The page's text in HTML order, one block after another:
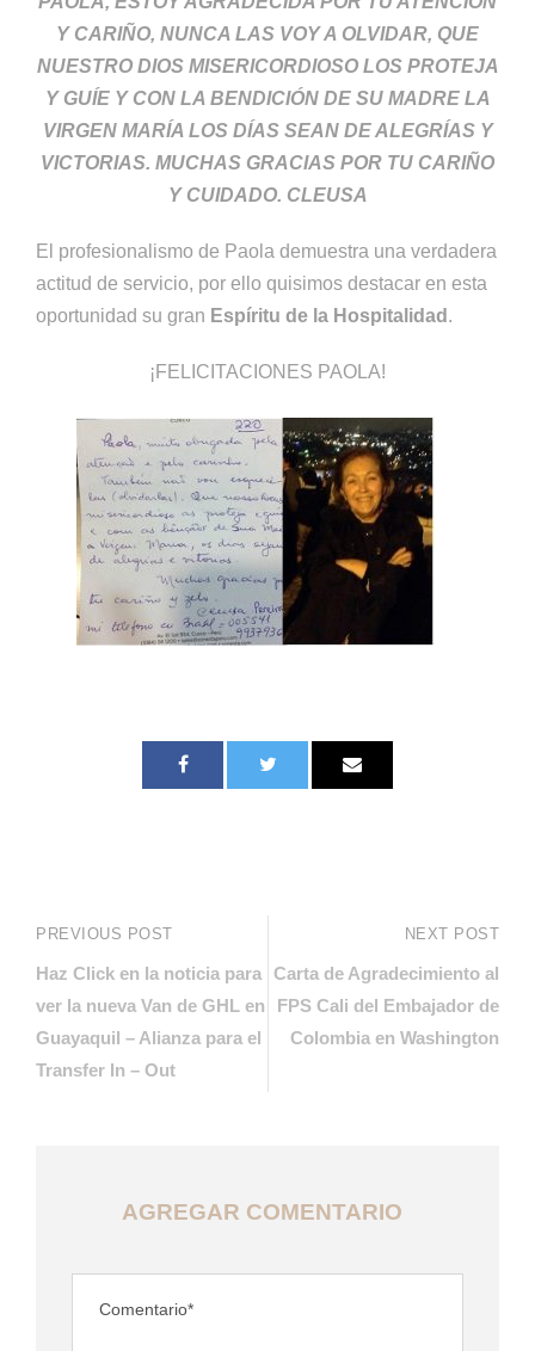
Y CARIÑO, NUNCA LAS VOY A OLVIDAR, QUE
NUESTRO DIOS MISERICORDIOSO LOS PROTEJA
Y GUÍE Y CON LA BENDICIÓN DE SU MADRE LA
VIRGEN MARÍA LOS DÍAS SEAN DE ALEGRÍAS Y
VICTORIAS. MUCHAS GRACIAS POR TU CARIÑO
Y CUIDADO. CLEUSA
El profesionalismo de Paola demuestra una verdadera
actitud de servicio, por ello quisimos destacar en esta
oportunidad su gran Espíritu de la Hospitalidad .
¡FELICITACIONES PAOLA!
PREVIOUS POST
Haz Click en la noticia para
ver la nueva Van de GHL en
Guayaquil – Alianza para el
Transfer In – Out
NEXT POST
Carta de Agradecimiento al
FPS Cali del Embajador de
Colombia en Washington
AGREGAR COMENTARIO